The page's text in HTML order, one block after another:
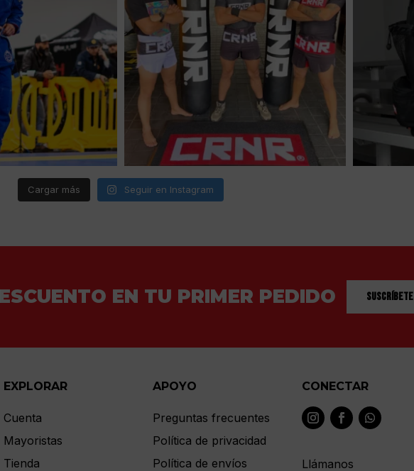
Cargar más Seguir en Instagram
EN TU PRIMER PEDIDO Suscríbete
EXPLORAR
Cuenta
Mayoristas
Tienda
APOYO
Preguntas frecuentes
Política de privacidad
Política de envíos
CONECTAR
Llámanos